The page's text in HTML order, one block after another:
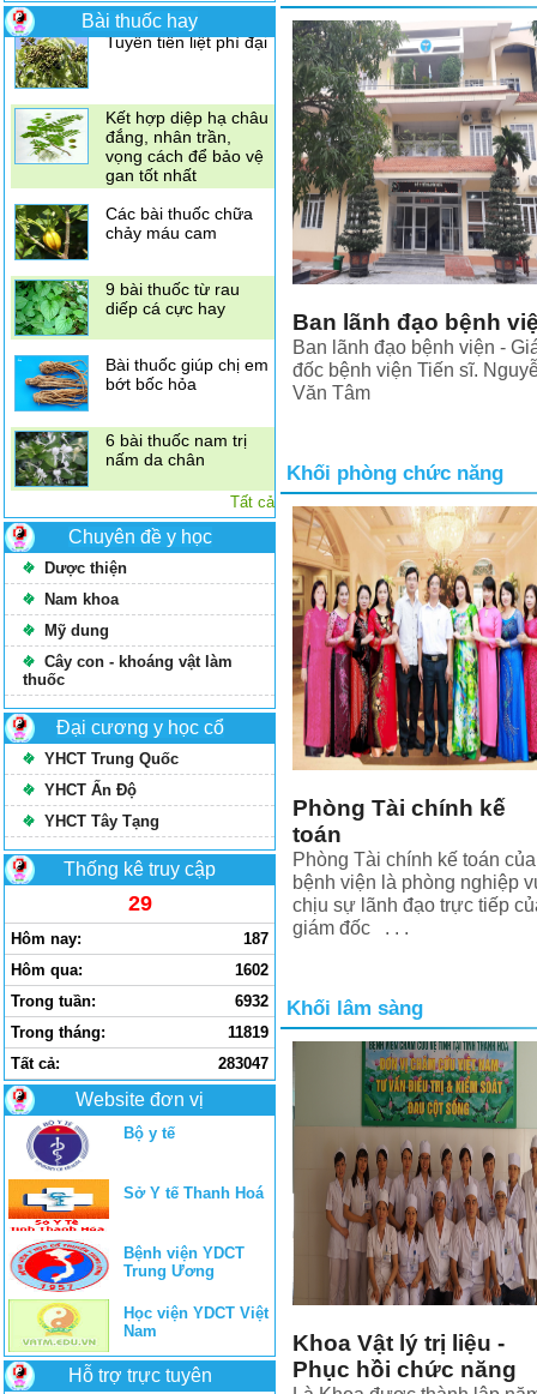
Bài thuốc hay
Sắc vỏ quýt với một ít
Tuyến tiền liệt phì đại
Kết hợp diệp hạ châu
đắng, nhân trần,
vọng cách để bảo vệ
Các bài thuốc chữa
chảy máu cam
9 bài thuốc từ rau
Bài thuốc giúp chị em
6 bài thuốc nam trị
nấm da chân
Tất cả
Chuyên đề y học
Dược thiện
Nam khoa
Mỹ dung
Cây con - khoáng vật làm
thuốc
Đại cương y học cổ
YHCT Trung Quốc
YHCT Ấn Độ
YHCT Tây Tạng
Thống kê truy cập
29
Hôm nay:
187
Hôm qua:
1602
Trong tuần:
6932
Trong tháng:
11819
Tất cả:
283047
Website đơn vị
Bộ y tế
Sở Y tế Thanh Hoá
Bệnh viện YDCT
Trung Ương
Học viện YDCT Việt
Nam
Hỗ trợ trực tuyên
Ban lãnh đạo bệnh
Ban lãnh đạo bệnh viện -
đốc bệnh viện Tiến sĩ.
Văn Tâm
Khối phòng chức năng
Phòng Tài chính kế
toán
Phòng Tài chính kế toán của
bệnh viện là phòng nghiệp
chịu sự lãnh đạo trực tiếp
giám đốc . . .
Khối lâm sàng
Khoa Vật lý trị liệu -
Phục hồi chức năng